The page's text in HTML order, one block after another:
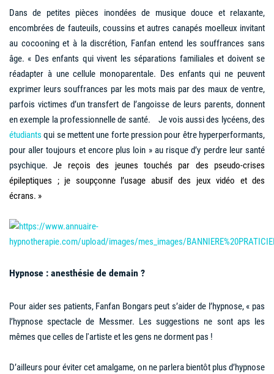
Dans de petites pièces inondées de musique douce et relaxante,
encombrées de fauteuils, coussins et autres canapés moelleux invitant
au cocooning et à la discrétion, Fanfan entend les souffrances sans
âge. « Des enfants qui vivent les séparations familiales et doivent se
réadapter à une cellule monoparentale. Des enfants qui ne peuvent
exprimer leurs souffrances par les mots mais par des maux de ventre,
parfois victimes d’un transfert de l’angoisse de leurs parents, donnent
en exemple la professionnelle de santé. Je vois aussi des lycéens, des
étudiants qui se mettent une forte pression pour être hyperperformants,
pour aller toujours et encore plus loin » au risque d’y perdre leur santé
psychique. Je reçois des jeunes touchés par des pseudo-crises
épileptiques ; je soupçonne l’usage abusif des jeux vidéo et des
écrans. »
Hypnose : anesthésie de demain ?
Pour aider ses patients, Fanfan Bongars peut s’aider de l’hypnose, « pas
l’hypnose spectacle de Messmer. Les suggestions ne sont aps les
mêmes que celles de l'artiste et les gens ne dorment pas !
D’ailleurs pour éviter cet amalgame, on ne parlera bientôt plus d’hypnose